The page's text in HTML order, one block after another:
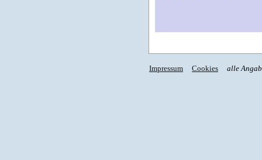
Impressum Cookies alle